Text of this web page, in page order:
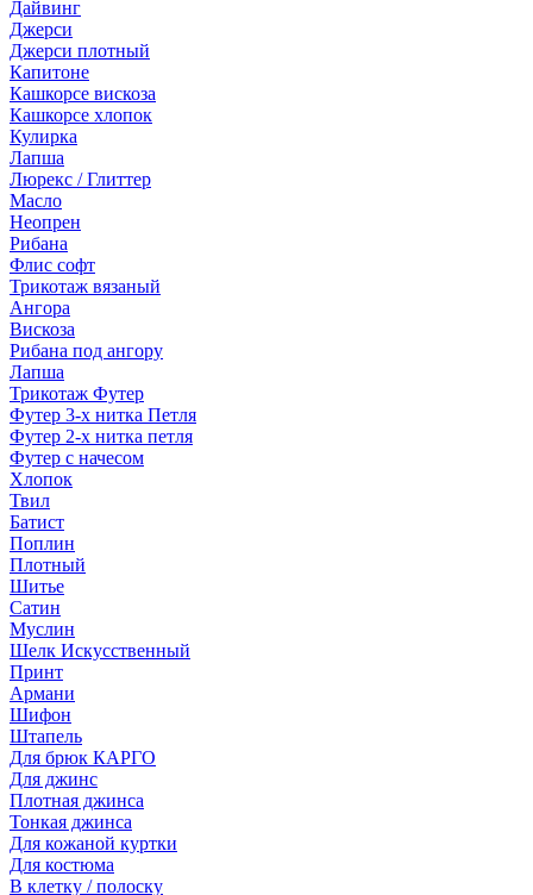
Дайвинг
Джерси
Джерси плотный
Капитоне
Кашкорсе вискоза
Кашкорсе хлопок
Кулирка
Лапша
Люрекс / Глиттер
Масло
Неопрен
Рибана
Флис софт
Трикотаж вязаный
Ангора
Вискоза
Рибана под ангору
Лапша
Трикотаж Футер
Футер 3-х нитка Петля
Футер 2-х нитка петля
Футер с начесом
Хлопок
Твил
Батист
Поплин
Плотный
Шитье
Сатин
Муслин
Шелк Искусственный
Принт
Армани
Шифон
Штапель
Для брюк КАРГО
Для джинс
Плотная джинса
Тонкая джинса
Для кожаной куртки
Для костюма
В клетку / полоску